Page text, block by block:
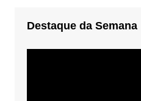
Destaque da Semana